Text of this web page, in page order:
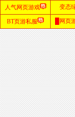
首
页
zhaosf
网站
sf123
发布
网
haosf
网站